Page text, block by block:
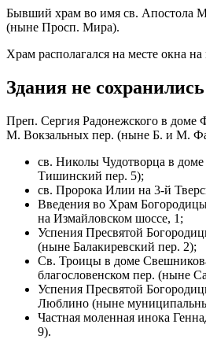
Бывший храм во имя св. Апостола
(ныне Просп. Мира).
Храм располагался на месте окна
Здания не
Преп. Сергия Радонежского в доме
М. Вокзальных пер. (ныне Б. и М.
св. Николы Чудотворца в
Тишинский пер. 5);
св. Пророка Илии на 3-й
Введения во Храм
на Измайловском шоссе, 1;
Успения Пресвятой
(ныне Балакиревский пер. 2);
Св. Троицы в доме
благословенском пер. (ныне
Успения Пресвятой
Люблино (ныне
Частная моленная инока
9).